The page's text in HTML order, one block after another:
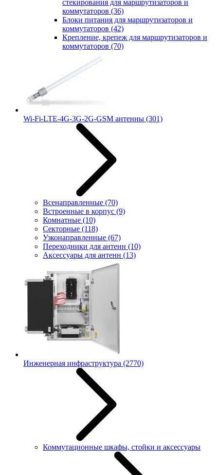
стекирования для маршрутизаторов и
коммутаторов (36)
Блоки питания для маршрутизаторов и
коммутаторов (42)
Крепление, крепеж для маршрутизаторов и
коммутаторов (70)
Wi-Fi-LTE-4G-3G-2G-GSM антенны (301)
Всенаправленные (70)
Встроенные в корпус (9)
Комнатные (10)
Секторные (118)
Узконаправленные (67)
Переходники для антенн (10)
Аксессуары для антенн (13)
Инженерная инфраструктура (2770)
Коммутационные шкафы, стойки и аксессуары